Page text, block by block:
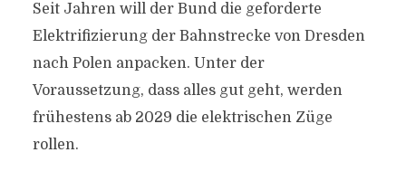
Seit Jahren will der Bund die geforderte
Elektrifizierung der Bahnstrecke von Dresden
nach Polen anpacken. Unter der
Voraussetzung, dass alles gut geht, werden
frühestens ab 2029 die elektrischen Züge
rollen.